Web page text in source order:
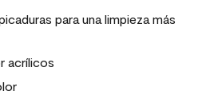
para una limpieza más
acrílicos